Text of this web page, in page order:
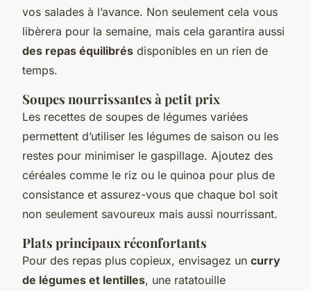
vos salades à l’avance. Non seulement cela vous
libèrera pour la semaine, mais cela garantira aussi
des repas équilibrés disponibles en un rien de
temps.
Soupes nourrissantes à petit prix
Les recettes de soupes de légumes variées
permettent d’utiliser les légumes de saison ou les
restes pour minimiser le gaspillage. Ajoutez des
céréales comme le riz ou le quinoa pour plus de
consistance et assurez-vous que chaque bol soit
non seulement savoureux mais aussi nourrissant.
Plats principaux réconfortants
Pour des repas plus copieux, envisagez un curry
de légumes et lentilles, une ratatouille